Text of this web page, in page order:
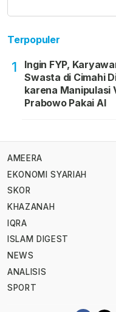
Terpopuler
1
Ingin FYP,
Swasta di Cimahi
karena Manipulasi
Prabowo Pakai AI
AMEERA
EKONOMI SYARIAH
SKOR
KHAZANAH
IQRA
ISLAM DIGEST
NEWS
ANALISIS
SPORT